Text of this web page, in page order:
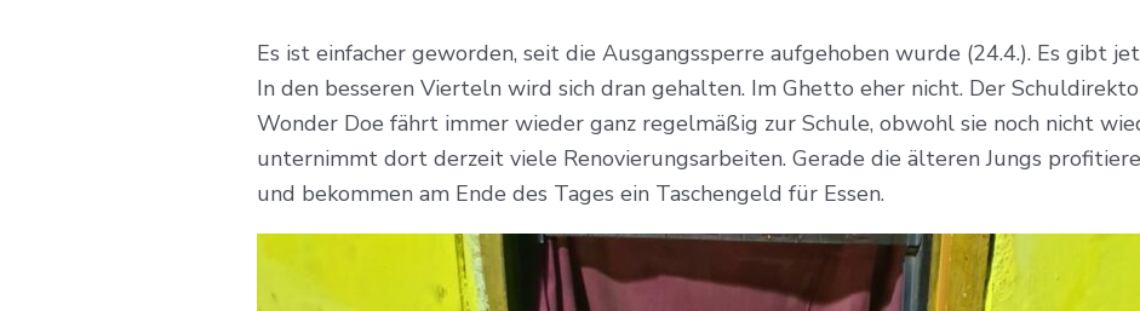
Es ist einfacher geworden, seit die Ausgangssperre aufgehoben wurde (24.4.). Es gibt
In den besseren Vierteln wird sich dran gehalten. Im Ghetto eher nicht. Der
Wonder Doe fährt immer wieder ganz regelmäßig zur Schule, obwohl sie noch nicht
unternimmt dort derzeit viele Renovierungsarbeiten. Gerade die älteren Jungs
und bekommen am Ende des Tages ein Taschengeld für Essen.